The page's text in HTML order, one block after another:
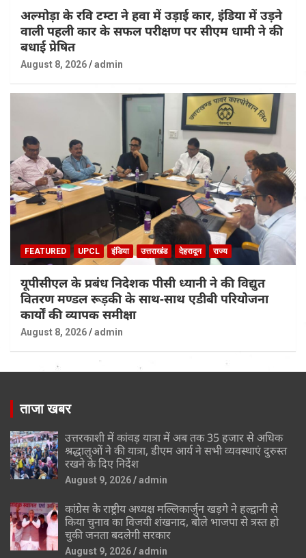
अल्मोड़ा के रवि टम्टा ने हवा में उड़ाई कार, इंडिया में उड़ने
वाली पहली कार के सफल परीक्षण पर सीएम धामी ने की
बधाई प्रेषित
August 8, 2026 admin
FEATURED UPCL इंडिया उत्तराखंड देहरादून राज्य
यूपीसीएल के प्रबंध निदेशक पीसी ध्यानी ने की विद्युत
वितरण मण्डल रूड़की के साथ-साथ एडीबी परियोजना
कार्यों की व्यापक समीक्षा
August 8, 2026 admin
ताजा खबर
उत्तरकाशी में कांवड़ यात्रा में अब तक 35 हजार से अधिक
श्रद्धालुओं ने की यात्रा, डीएम आर्य ने सभी व्यवस्थाएं दुरुस्त
रखने के दिए निर्देश
August 9, 2026 admin
कांग्रेस के राष्ट्रीय अध्यक्ष मल्लिकार्जुन खड़गे ने हल्द्वानी से
किया चुनाव का विजयी शंखनाद, बोले भाजपा से त्रस्त हो
चुकी जनता बदलेगी सरकार
August 9, 2026 admin